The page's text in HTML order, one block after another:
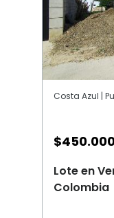
Costa Azul |
$
Lote en
Colombia